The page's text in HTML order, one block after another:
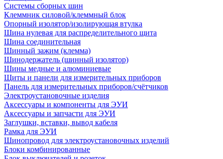
Системы сборных шин
Клеммник силовой/клеммный блок
Опорный изолятор/изолирующая втулка
Шина нулевая для распределительного щита
Шина соединительная
Шинный зажим (клемма)
Шинодержатель (шинный изолятор)
Шины медные и алюминиевые
Щиты и панели для измерительных приборов
Панель для измерительных приборов/счётчиков
Электроустановочные изделия
Аксессуары и компоненты для ЭУИ
Аксессуары и запчасти для ЭУИ
Заглушки, вставки, вывод кабеля
Рамка для ЭУИ
Шинопровод для электроустановочных изделий
Блоки комбинированные